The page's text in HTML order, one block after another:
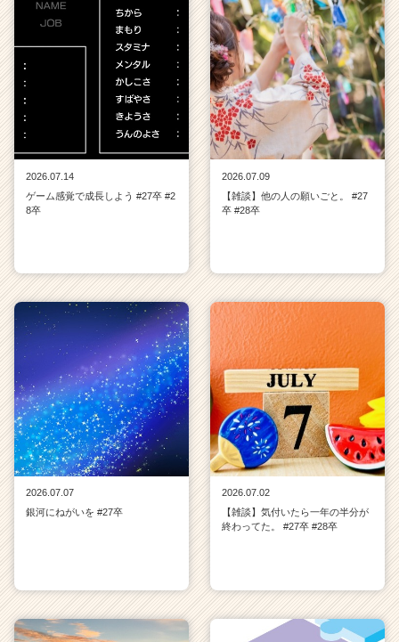
2026.07.14
ゲーム感覚で成長しよう #27卒 #2
8卒
2026.07.09
【雑談】他の人の願いごと。 #27
卒 #28卒
2026.07.07
銀河にねがいを #27卒
2026.07.02
【雑談】気付いたら一年の半分が
終わってた。 #27卒 #28卒